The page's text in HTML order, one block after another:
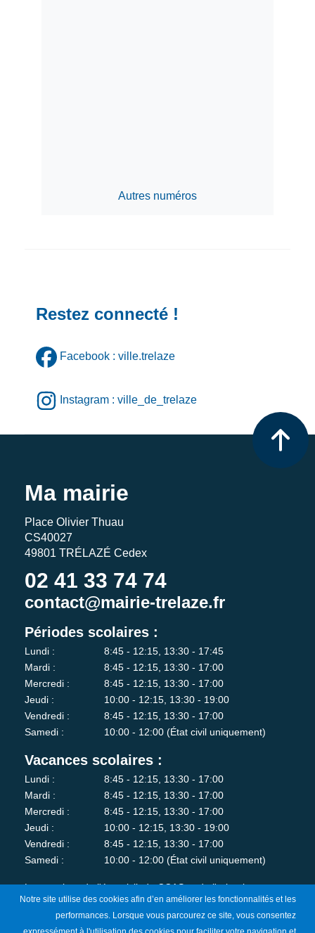
Autres numéros
Restez connecté !
Facebook : ville.trelaze
Instagram : ville_de_trelaze
Ma mairie
Place Olivier Thuau
CS40027
49801 TRÉLAZÉ Cedex
02 41 33 74 74
contact@mairie-trelaze.fr
Périodes scolaires :
Lundi :
8:45 - 12:15, 13:30 - 17:45
Mardi :
8:45 - 12:15, 13:30 - 17:00
Mercredi :
8:45 - 12:15, 13:30 - 17:00
Jeudi :
10:00 - 12:15, 13:30 - 19:00
Vendredi :
8:45 - 12:15, 13:30 - 17:00
Samedi :
10:00 - 12:00 (État civil uniquement)
Vacances scolaires :
Lundi :
8:45 - 12:15, 13:30 - 17:00
Mardi :
8:45 - 12:15, 13:30 - 17:00
Mercredi :
8:45 - 12:15, 13:30 - 17:00
Jeudi :
10:00 - 12:15, 13:30 - 19:00
Vendredi :
8:45 - 12:15, 13:30 - 17:00
Samedi :
10:00 - 12:00 (État civil uniquement)
Les services de l'état-civil, du CCAS et de l'urbanisme sont
fermés au public le lundi matin.
Notre site utilise des cookies afin d’en améliorer les fonctionnalités et les
performances. Lorsque vous parcourez ce site, vous consentez